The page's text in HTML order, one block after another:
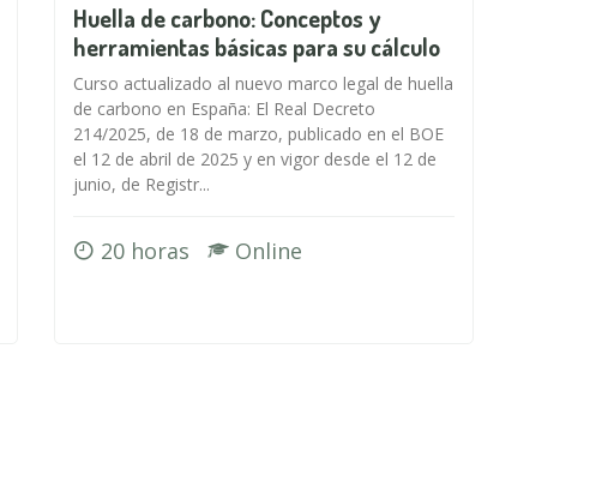
Huella de carbono: Conceptos y
herramientas básicas para su cálculo
Curso actualizado al nuevo marco legal de huella
de carbono en España: El Real Decreto
214/2025, de 18 de marzo, publicado en el BOE
el 12 de abril de 2025 y en vigor desde el 12 de
junio, de Registr...
20 horas Online